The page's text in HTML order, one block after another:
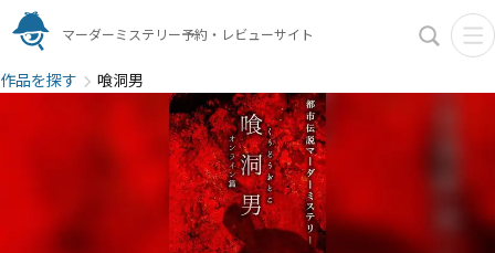
マーダーミステリー予約・レビューサイト
作品を探す 喰洞男